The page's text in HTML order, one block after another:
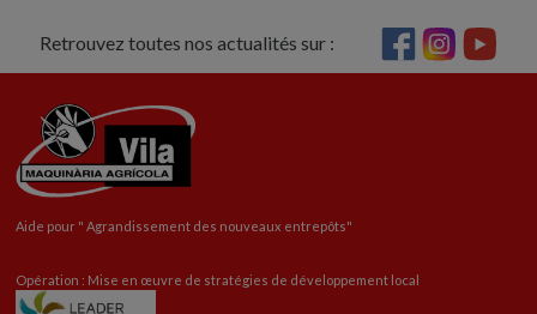
Retrouvez toutes nos actualités sur :
Aide pour " Agrandissement des nouveaux entrepôts"
Opération : Mise en œuvre de stratégies de développement local